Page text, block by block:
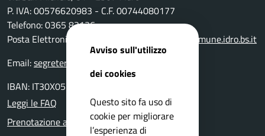
P. IVA: 00576620983 - C.F. 00744080177
Telefono: 0365 83136
Posta Elettronica Certificata:
protocollo@pec.comune.idro.bs.it
Email:segreteria@comune.idro.bs.it
IBAN: IT30X0511655390000000000500
Leggi le FAQ
Prenotazione appuntamento
Avviso sull'utilizzo
dei cookies
Questo sito fa uso di
cookie per migliorare
l’esperienza di